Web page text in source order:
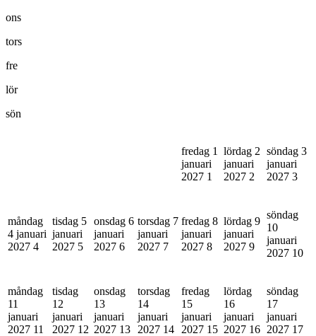
ons
tors
fre
lör
sön
fredag 1
januari
2027 1
lördag 2
januari
2027 2
söndag 3
januari
2027 3
måndag
4 januari
2027 4
tisdag 5
januari
2027 5
onsdag 6
januari
2027 6
torsdag 7
januari
2027 7
fredag 8
januari
2027 8
lördag 9
januari
2027 9
söndag
10
januari
2027 10
måndag
11
januari
2027 11
tisdag
12
januari
2027 12
onsdag
13
januari
2027 13
torsdag
14
januari
2027 14
fredag
15
januari
2027 15
lördag
16
januari
2027 16
söndag
17
januari
2027 17